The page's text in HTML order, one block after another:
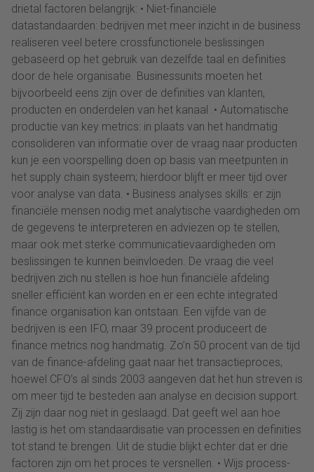
drietal factoren belangrijk: • Niet-financiële
datastandaarden: bedrijven met meer inzicht in de business
realiseren veel betere crossfunctionele beslissingen
gebaseerd op het gebruik van dezelfde taal en definities
door de hele organisatie. Businessunits moeten het
bijvoorbeeld eens zijn over de definities van klanten,
producten en onderdelen van het kanaal .• Automatische
productie van key metrics: in plaats van het handmatig
consolideren van informatie over de vraag naar producten
kun je een voorspelling doen op basis van meetpunten in
het supply chain systeem; hierdoor blijft er meer tijd over
voor analyse van data. • Business analyses skills: er zijn
financiële mensen nodig met analytische vaardigheden om
de gegevens te interpreteren en adviezen op te stellen,
maar ook met sterke communicatievaardigheden om
beslissingen te kunnen beïnvloeden. De vraag die veel
bedrijven zich nu stellen is hoe hun financiële afdeling
sneller efficiënt kan worden en er een echte integrated
finance organisation kan ontstaan. Een vijfde van de
bedrijven is een IFO, maar 39 procent produceert de
finance metrics nog handmatig. Zo’n 50 procent van de tijd
van de finance-afdeling gaat naar het transactieproces,
hoewel CFO’s al sinds 2003 aangeven dat het hun streven is
om meer tijd te besteden aan analyse en decision support.
Zij zijn daar nog niet in geslaagd. Dat geeft wel aan hoe
lastig is het om standaardisatie van processen en definities
tot stand te brengen. Uit de studie blijkt echter dat er drie
factoren zijn om het proces te versnellen. • Wijs process-